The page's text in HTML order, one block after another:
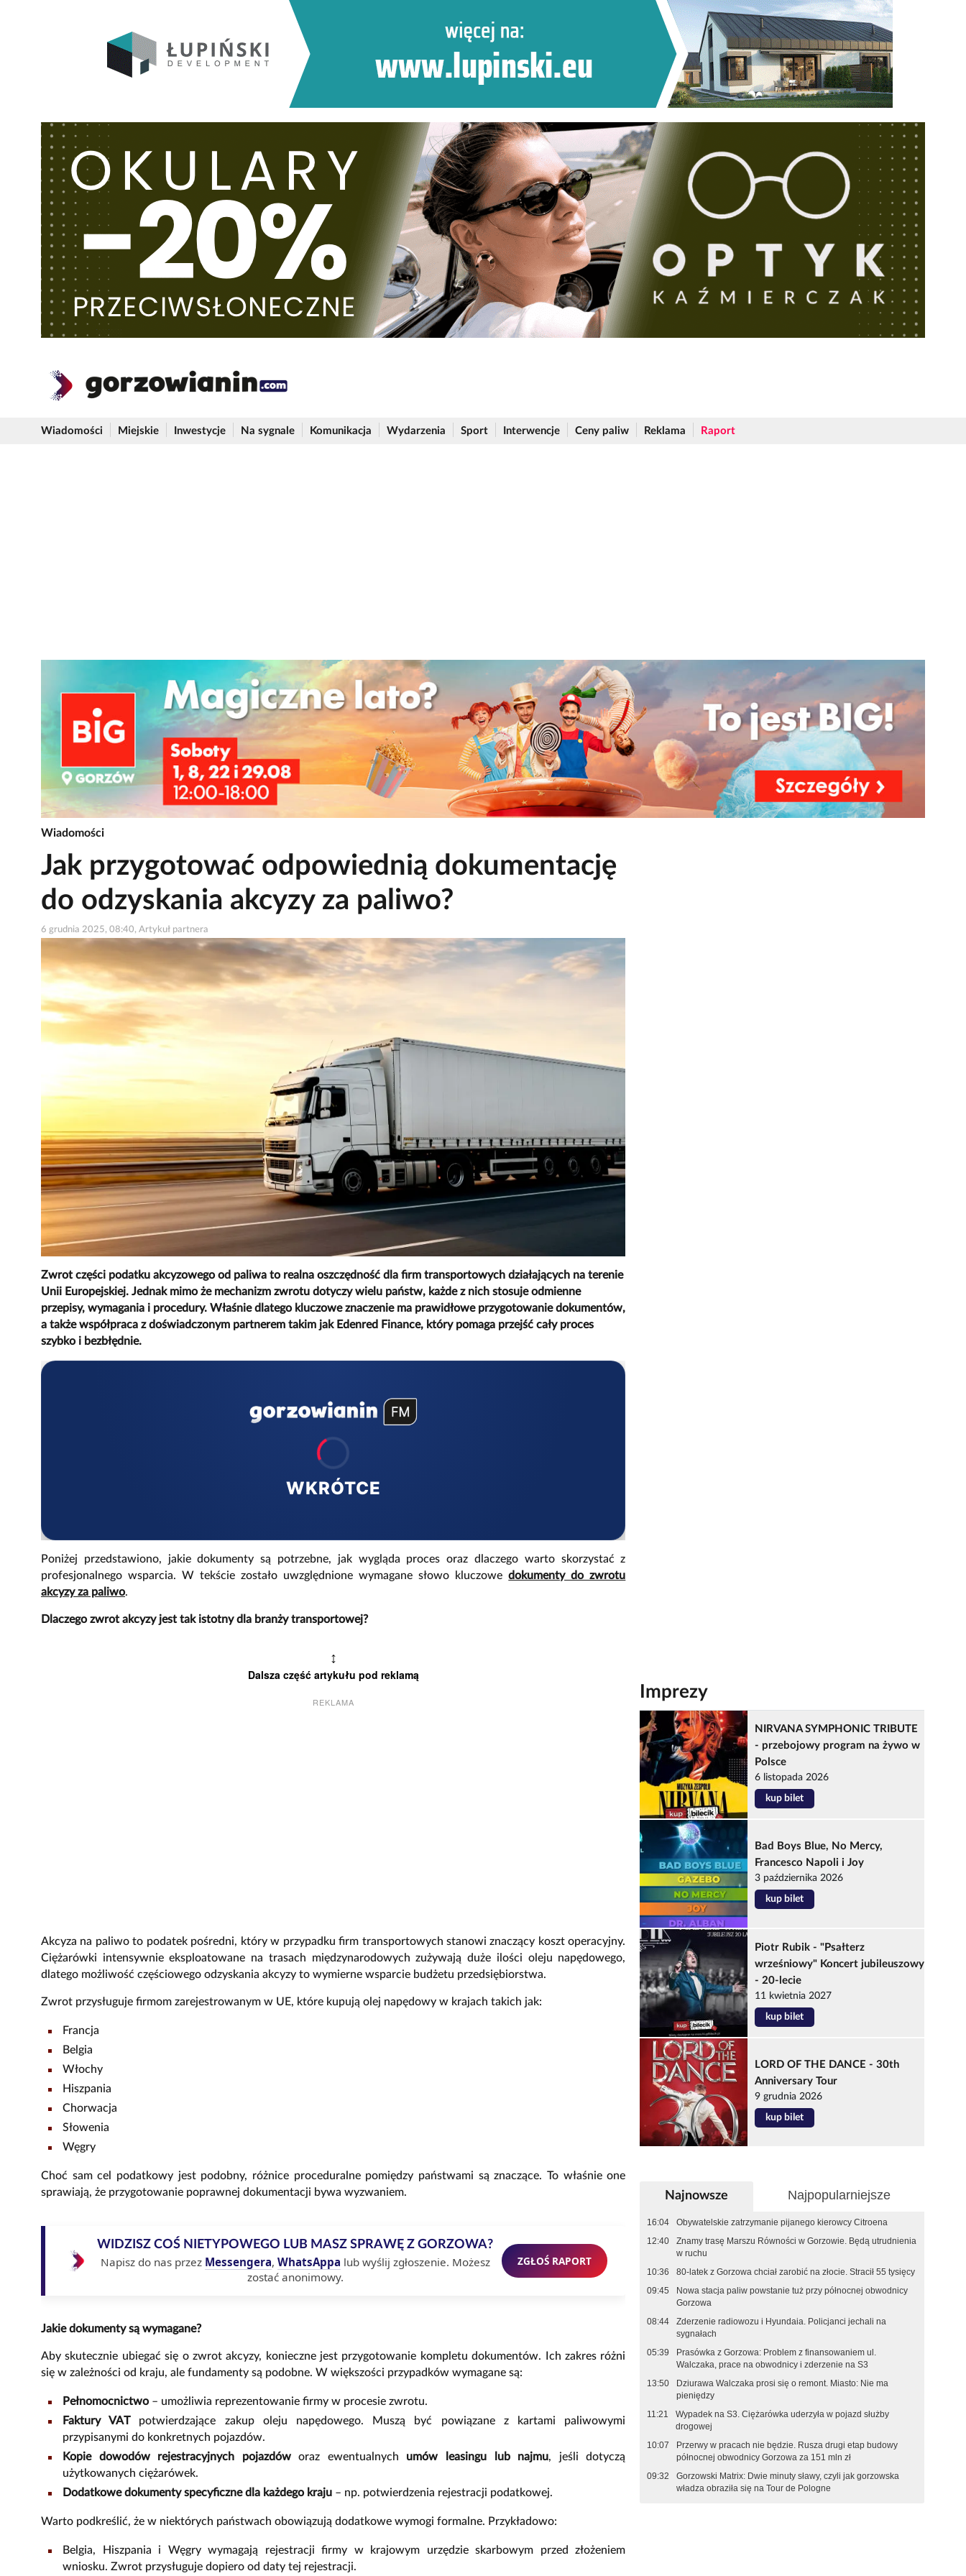
Wiadomości Miejskie Inwestycje Na sygnale Komunikacja Wydarzenia Sport Interwencje Ceny paliw Reklama Raport
Wiadomości
Jak przygotować odpowiednią dokumentację
do odzyskania akcyzy za paliwo?
6 grudnia 2025, 08:40, Artykuł partnera
Zwrot części podatku akcyzowego od paliwa to realna oszczędność dla firm transportowych działających na terenie
Unii Europejskiej. Jednak mimo że mechanizm zwrotu dotyczy wielu państw, każde z nich stosuje odmienne
przepisy, wymagania i procedury. Właśnie dlatego kluczowe znaczenie ma prawidłowe przygotowanie dokumentów,
a także współpraca z doświadczonym partnerem takim jak Edenred Finance, który pomaga przejść cały proces
szybko i bezbłędnie.
WKRÓTCE
Poniżej przedstawiono, jakie dokumenty są potrzebne, jak wygląda proces oraz dlaczego warto skorzystać z
profesjonalnego wsparcia. W tekście zostało uwzględnione wymagane słowo kluczowedokumenty do zwrotu
akcyzy za paliwo.
Dlaczego zwrot akcyzy jest tak istotny dla branży transportowej?
↕
Dalsza część artykułu pod reklamą
REKLAMA
Akcyza na paliwo to podatek pośredni, który w przypadku firm transportowych stanowi znaczący koszt operacyjny.
Ciężarówki intensywnie eksploatowane na trasach międzynarodowych zużywają duże ilości oleju napędowego,
dlatego możliwość częściowego odzyskania akcyzy to wymierne wsparcie budżetu przedsiębiorstwa.
Zwrot przysługuje firmom zarejestrowanym w UE, które kupują olej napędowy w krajach takich jak:
Francja
Belgia
Włochy
Hiszpania
Chorwacja
Słowenia
Węgry
Choć sam cel podatkowy jest podobny, różnice proceduralne pomiędzy państwami są znaczące. To właśnie one
sprawiają, że przygotowanie poprawnej dokumentacji bywa wyzwaniem.
WIDZISZ COŚ NIETYPOWEGO LUB MASZ SPRAWĘ Z GORZOWA?
Napisz do nas przez Messengera, WhatsAppa lub wyślij zgłoszenie. Możesz
zostać anonimowy.
ZGŁOŚ RAPORT
Jakie dokumenty są wymagane?
Aby skutecznie ubiegać się o zwrot akcyzy, konieczne jest przygotowanie kompletu dokumentów. Ich zakres różni
się w zależności od kraju, ale fundamenty są podobne. W większości przypadków wymagane są:
Pełnomocnictwo– umożliwia reprezentowanie firmy w procesie zwrotu.
Faktury VATpotwierdzające zakup oleju napędowego. Muszą być powiązane z kartami paliwowymi
przypisanymi do konkretnych pojazdów.
Kopie dowodów rejestracyjnych pojazdóworaz ewentualnych umów leasingu lub najmu, jeśli dotyczą
użytkowanych ciężarówek.
Dodatkowe dokumenty specyficzne dla każdego kraju – np. potwierdzenia rejestracji podatkowej.
Warto podkreślić, że w niektórych państwach obowiązują dodatkowe wymogi formalne. Przykładowo:
Belgia, Hiszpania i Węgry wymagają rejestracji firmy w krajowym urzędzie skarbowym przed złożeniem
wniosku. Zwrot przysługuje dopiero od daty tej rejestracji.
Imprezy
NIRVANA SYMPHONIC TRIBUTE
- przebojowy program na żywo w
Polsce
6 listopada 2026
kup bilet
Bad Boys Blue, No Mercy,
Francesco Napoli i Joy
3 października 2026
kup bilet
Piotr Rubik - "Psałterz
wrześniowy" Koncert jubileuszowy
- 20-lecie
11 kwietnia 2027
kup bilet
LORD OF THE DANCE - 30th
Anniversary Tour
9 grudnia 2026
kup bilet
Najnowsze Najpopularniejsze
16:04
Obywatelskie zatrzymanie pijanego kierowcy Citroena
12:40
Znamy trasę Marszu Równości w Gorzowie. Będą utrudnienia
w ruchu
10:36
80-latek z Gorzowa chciał zarobić na złocie. Stracił 55 tysięcy
09:45
Nowa stacja paliw powstanie tuż przy północnej obwodnicy
Gorzowa
08:44
Zderzenie radiowozu i Hyundaia. Policjanci jechali na
sygnałach
05:39
Prasówka z Gorzowa: Problem z finansowaniem ul.
Walczaka, prace na obwodnicy i zderzenie na S3
13:50
Dziurawa Walczaka prosi się o remont. Miasto: Nie ma
pieniędzy
11:21
Wypadek na S3. Ciężarówka uderzyła w pojazd służby
drogowej
10:07
Przerwy w pracach nie będzie. Rusza drugi etap budowy
północnej obwodnicy Gorzowa za 151 mln zł
09:32
Gorzowski Matrix: Dwie minuty sławy, czyli jak gorzowska
władza obraziła się na Tour de Pologne